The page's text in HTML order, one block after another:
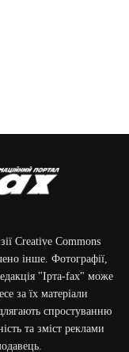
Creative Commons
інше. Фотографії,
"Ірта-fax" може
за їх матеріали
спростуванню
та зміст реклами